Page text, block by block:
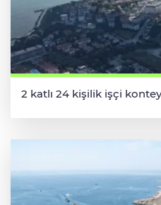
2 katlı 24 kişilik işçi